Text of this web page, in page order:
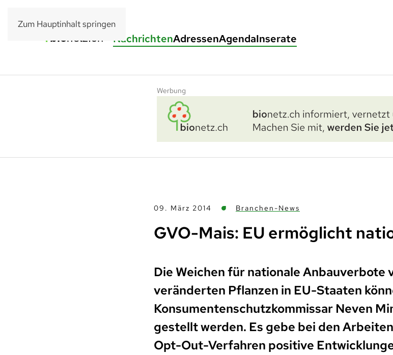
Zum Hauptinhalt springen
NachrichtenAdressenAgendaInserate
Werbung
09. März 2014 Branchen-News
GVO-Mais: EU ermöglicht
Die Weichen für nationale Anbauverbote
veränderten Pflanzen in EU-Staaten
Konsumentenschutzkommissar Neven
gestellt werden. Es gebe bei den
Opt-Out-Verfahren positive